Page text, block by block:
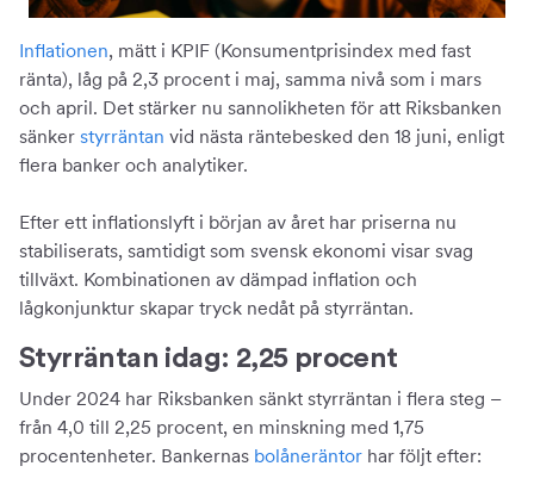
Inflationen, mätt i KPIF (Konsumentprisindex med fast
ränta), låg på 2,3 procent i maj, samma nivå som i mars
och april. Det stärker nu sannolikheten för att Riksbanken
sänker styrräntan vid nästa räntebesked den 18 juni, enligt
flera banker och analytiker.
Efter ett inflationslyft i början av året har priserna nu
stabiliserats, samtidigt som svensk ekonomi visar svag
tillväxt. Kombinationen av dämpad inflation och
lågkonjunktur skapar tryck nedåt på styrräntan.
Styrräntan idag: 2,25 procent
Under 2024 har Riksbanken sänkt styrräntan i flera steg –
från 4,0 till 2,25 procent, en minskning med 1,75
procentenheter. Bankernas bolåneräntor har följt efter: